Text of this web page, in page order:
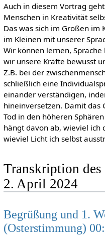
Auch in diesem Vortrag
Menschen in Kreativität
Das was sich im Großen im
im Kleinen mit unserer
Wir können lernen,
wir unsere Kräfte bewusst
Z.B. bei der
schließlich eine
einander verständigen,
hineinversetzen. Damit das
Tod in den höheren
hängt davon ab, wieviel ich
wieviel Licht ich selbst
Transkription
2. April 2024
Begrüßung und 1.
(Osterstimmung)